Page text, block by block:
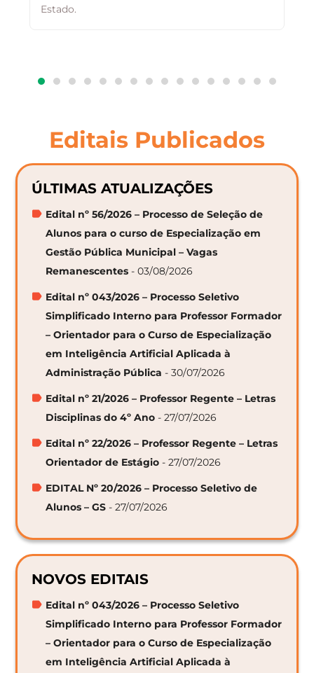
Estado.
Editais Publicados
ÚLTIMAS ATUALIZAÇÕES
Edital nº 56/2026 – Processo de Seleção de
Alunos para o curso de Especialização em
Gestão Pública Municipal – Vagas
Remanescentes - 03/08/2026
Edital nº 043/2026 – Processo Seletivo
Simplificado Interno para Professor Formador
– Orientador para o Curso de Especialização
em Inteligência Artificial Aplicada à
Administração Pública - 30/07/2026
Edital nº 21/2026 – Professor Regente – Letras
Disciplinas do 4º Ano - 27/07/2026
Edital nº 22/2026 – Professor Regente – Letras
Orientador de Estágio - 27/07/2026
EDITAL Nº 20/2026 – Processo Seletivo de
Alunos – GS - 27/07/2026
NOVOS EDITAIS
Edital nº 043/2026 – Processo Seletivo
Simplificado Interno para Professor Formador
– Orientador para o Curso de Especialização
em Inteligência Artificial Aplicada à